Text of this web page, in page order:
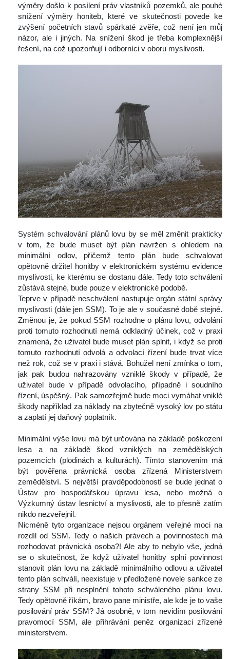
výměry došlo k posílení práv vlastníků pozemků, ale pouhé
nížení výměry honiteb, které ve skutečnosti povede ke
zvýšení početních stavů spárkaté zvěře, což není jen můj
názor, ale i jiných. Na snížení škod je třeba komplexnější
řešení, na což upozorňují i odborníci v oboru myslivosti.
Systém schvalování plánů lovu by se měl změnit prakticky
v tom, že bude muset být plán navržen s ohledem na
minimální odlov, přičemž tento plán bude schvalovat
opětovně držitel honitby v elektronickém systému evidence
myslivosti, ke kterému se dostanu dále. Tedy toto schválení
zůstává stejné, bude pouze v elektronické podobě.
Teprve v případě neschválení nastupuje orgán státní správy
myslivosti (dále jen SSM). To je ale v současné době stejné.
Změnou je, že pokud SSM rozhodne o plánu lovu, odvolání
proti tomuto rozhodnutí nemá odkladný účinek, což v praxi
znamená, že uživatel bude muset plán splnit, i když se proti
tomuto rozhodnutí odvolá a odvolací řízení bude trvat více
než rok, což se v praxi i stává. Bohužel není zmínka o tom,
jak pak budou nahrazovány vzniklé škody v případě, že
uživatel bude v případě odvolacího, případně i soudního
řízení, úspěšný. Pak samozřejmě bude moci vymáhat vniklé
škody například za náklady na zbytečně vysoký lov po státu
a zaplatí jej daňový poplatník.
Minimální výše lovu má být určována na základě poškození
lesa a na základě škod vzniklých na zemědělských
pozemcích (plodinách a kulturách). Tímto stanovením má
být pověřena právnická osoba zřízená Ministerstvem
zemědělství. S největší pravděpodobností se bude jednat o
Ústav pro hospodářskou úpravu lesa, nebo možná o
Výzkumný ústav lesnictví a myslivosti, ale to přesně zatím
nikdo nezveřejnil.
Nicméně tyto organizace nejsou orgánem veřejné moci na
rozdíl od SSM. Tedy o našich právech a povinnostech má
rozhodovat právnická osoba?! Ale aby to nebylo vše, jedná
e o skutečnost, že když uživatel honitby splní povinnost
tanovit plán lovu na základě minimálního odlovu a uživatel
tento plán schválí, neexistuje v předložené novele sankce ze
trany SSM při nesplnění tohoto schváleného plánu lovu.
Tedy opětovně říkám, bravo pane ministře, ale kde je to vaše
posilování práv SSM? Já osobně, v tom nevidím posilování
pravomocí SSM, ale přihrávání peněz organizaci zřízené
ministerstvem.